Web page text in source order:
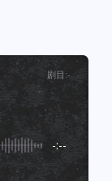
剧目 :-
-:--